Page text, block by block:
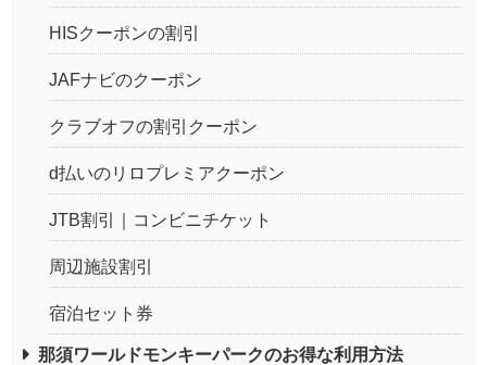
HISクーポンの割引
JAFナビのクーポン
クラブオフの割引クーポン
d払いのリロプレミアクーポン
JTB割引｜コンビニチケット
周辺施設割引
宿泊セット券
那須ワールドモンキーパークのお得な利用方法